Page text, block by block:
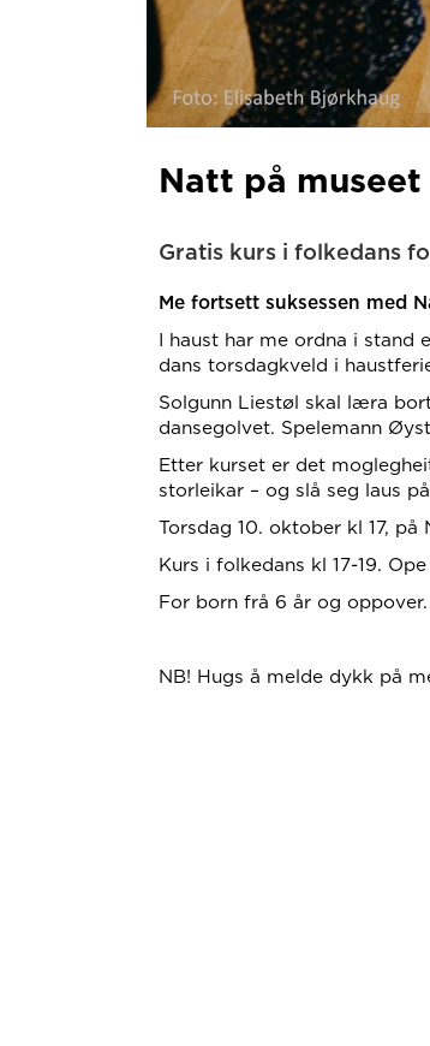
Natt på
Gratis kurs i folkedans
Me fortsett suksessen med
I haust har me ordna i stand
dans torsdagkveld i
Solgunn Liestøl skal læra
dansegolvet. Spelemann
Etter kurset er det
storleikar – og slå seg laus
Torsdag 10. oktober kl 17, på
Kurs i folkedans kl 17-19.
For born frå 6 år og
NB! Hugs å melde dykk på